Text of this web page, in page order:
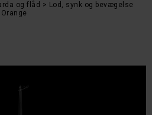
og flåd
Lod, synk og bevægelse